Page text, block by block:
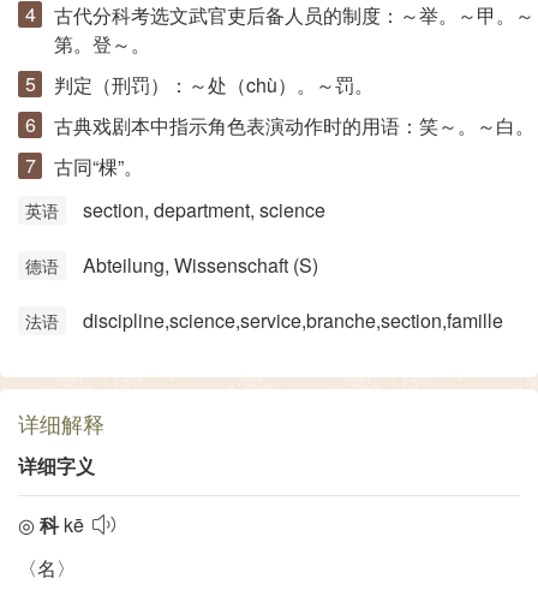
古代分科考选文武官吏后备人员的制度：～举。～甲。～
第。登～。
判定（刑罚）：～处（chù）。～罚。
古典戏剧本中指示角色表演动作时的用语：笑～。～白。
古同“棵”。
英语 section, department, science
德语 Abteilung, Wissenschaft (S)
法语 discipline,science,service,branche,section,famille
详细解释
详细字义
◎ 科 kē
〈名〉